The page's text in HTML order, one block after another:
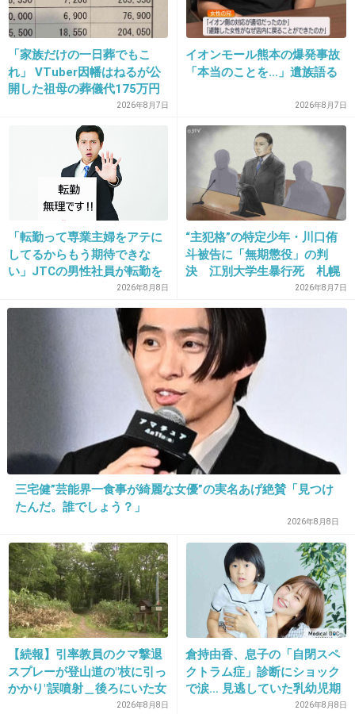
+6 -3
25. 匿名2013/07/17(水) 21:41:24
堂珍イケメン
川畑グラサンデブ
と昔は覚えてたよ。ごめんなさい。
-14
26. 匿名2013/07/17(水) 21:43:53
昔はアサヤン見てました。面白かったし、懐か
+25
とりあえず頑張れ
誹謗中傷気にするな
-3
28. 匿名2013/07/17(水) 21:45:46
＞ブロック対象アカウントのユーザー様より、
川畑本人がプライベートで親交のある一般の方
へＴｗｉｔｔｅｒを通じてダイレクトメールが
送られている
「家族だけの一日葬でもこ
れ」 VTuber因幡はねるが公
開した祖母の葬儀代175万円
2026年8月7日
イオンモール熊本の爆発事故
「本当のことを…」遺族語る
2026年8月7日
「転勤って専業主婦をアテに
してるからもう期待できな
い」JTCの男性社員が転勤を
命じられるも「妻は3倍稼い
でるので、それなら辞める」
と言ったら、転勤がなくなっ
2026年8月8日
“主犯格”の特定少年・川口侑
斗被告に「無期懲役」の判
決 江別大学生暴行死 札幌
2026年8月7日
三宅健”芸能界一食事が綺麗な女優”の実名あげ絶賛「見つけ
たんだ。誰でしょう？」
2026年8月8日
【続報】引率教員のクマ撃退
スプレーが登山道の"枝に引っ
かかり"誤噴射＿後ろにいた女
子高校生の顔を直撃＿急なヒ
2026年8月8日
倉持由香、息子の「自閉スペ
クトラム症」診断にショック
で涙… 見逃していた乳幼児期
2026年8月8日